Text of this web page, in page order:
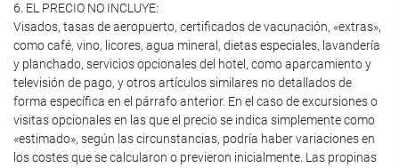
6. EL PRECIO NO INCLUYE:
Visados, tasas de aeropuerto, certificados de vacunación, «extras»,
como café, vino, licores, agua mineral, dietas especiales, lavandería
y planchado, servicios opcionales del hotel, como aparcamiento y
televisión de pago, y otros artículos similares no detallados de
forma específica en el párrafo anterior. En el caso de excursiones o
visitas opcionales en las que el precio se indica simplemente como
«estimado», según las circunstancias, podría haber variaciones en
los costes que se calcularon o previeron inicialmente. Las propinas